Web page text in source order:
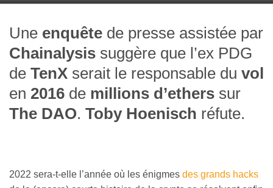
Une enquête de presse assistée par
Chainalysis suggère que l’ex PDG
de TenX serait le responsable du vol
en 2016 de millions d’ethers sur
The DAO. Toby Hoenisch réfute.
2022 sera-t-elle l’année où les énigmes des grands hacks